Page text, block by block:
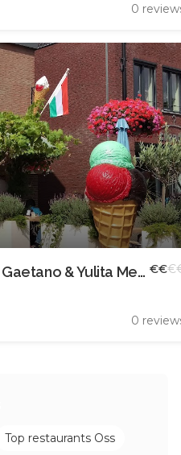
0
Gastronomia Italiana di Gaetano & Yulita Mercurio €€€
0
Top restaurants Oss